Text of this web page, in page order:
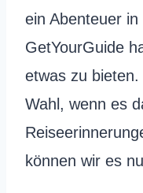
ein Abenteuer
GetYourGuide
etwas zu
Wahl, wenn es
können wir es